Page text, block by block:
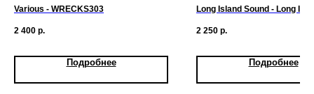
Various - WRECKS303
2 400 р.
Подробнее
Long Island Sound - Long
2 250 р.
Подробнее